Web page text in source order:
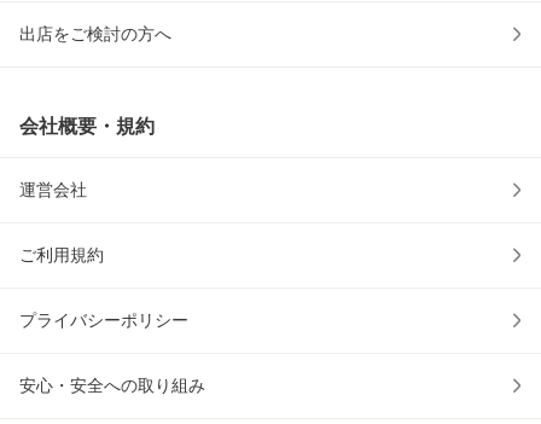
出店をご検討の方へ
会社概要・規約
運営会社
ご利用規約
プライバシーポリシー
安心・安全への取り組み